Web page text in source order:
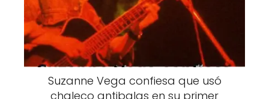
Suzanne Vega confiesa que usó
chaleco antibalas en su primer